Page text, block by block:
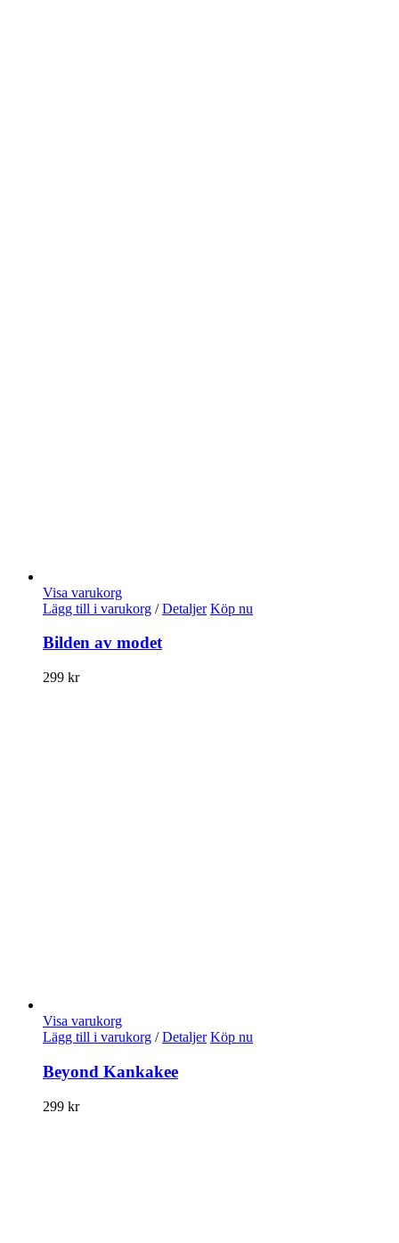
Visa varukorg
Lägg till i varukorg / Detaljer Köp nu
Bilden av modet
299 kr
Visa varukorg
Lägg till i varukorg / Detaljer Köp nu
Beyond Kankakee
299 kr